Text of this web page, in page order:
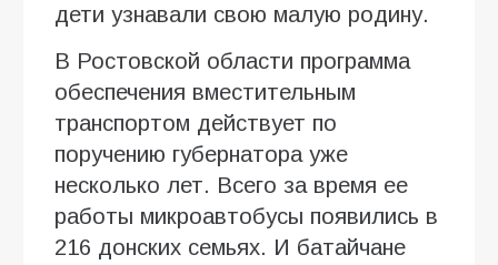
дети узнавали свою малую родину.
В Ростовской области программа
обеспечения вместительным
транспортом действует по
поручению губернатора уже
несколько лет. Всего за время ее
работы микроавтобусы появились в
216 донских семьях. И батайчане